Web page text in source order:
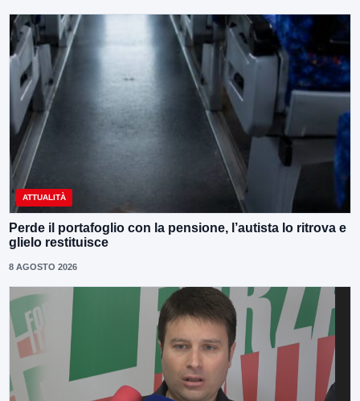
ATTUALITÀ
Perde il portafoglio con la pensione, l’autista lo ritrova e
glielo restituisce
8 AGOSTO 2026